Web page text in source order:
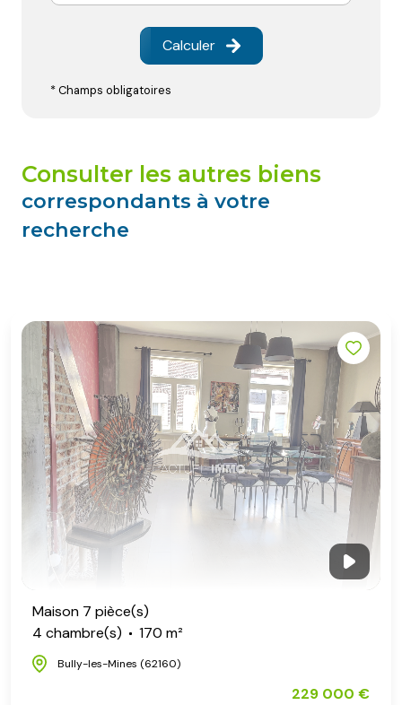
Calculer
* Champs obligatoires
consulter les autres biens
correspondants à votre
recherche
Maison 7 pièce(s)
4 chambre(s)
170 m²
Bully-les-Mines (62160)
229 000 €